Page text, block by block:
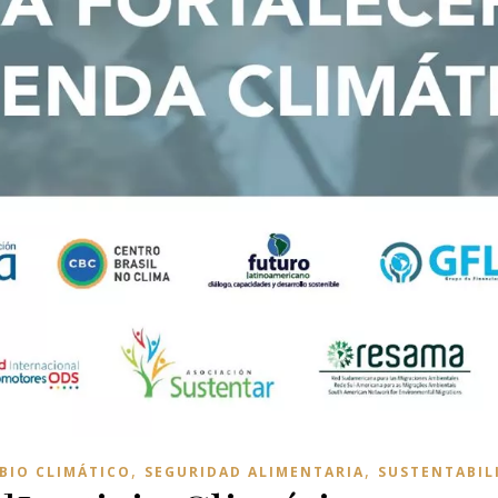
CLIMÁTICO , SEGURIDAD ALIMENTARIA,